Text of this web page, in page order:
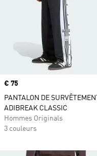
Prix
€ 75
PANTALON DE SURVÊTEMENT
ADIBREAK CLASSIC
Hommes Originals
3 couleurs